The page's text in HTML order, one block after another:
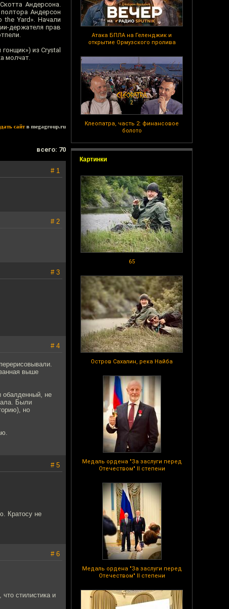
Атака БПЛА на Геленджик и
открытие Ормузского пролива
Клеопатра, часть 2: финансовое
болото
Картинки
65
Остров Сахалин, река Найба
Медаль ордена "За заслуги перед
Отечеством" II степени
Медаль ордена "За заслуги перед
Отечеством" II степени
Андерсона.
Андерсон
the Yard». Начали
держателя прав
из Crystal
молчат.
сайтв megagroup.ru
всего: 70
# 1
# 2
# 3
# 4
выше
обалденный, не
Были
но
# 5
Кратосу не
# 6
стилистика и